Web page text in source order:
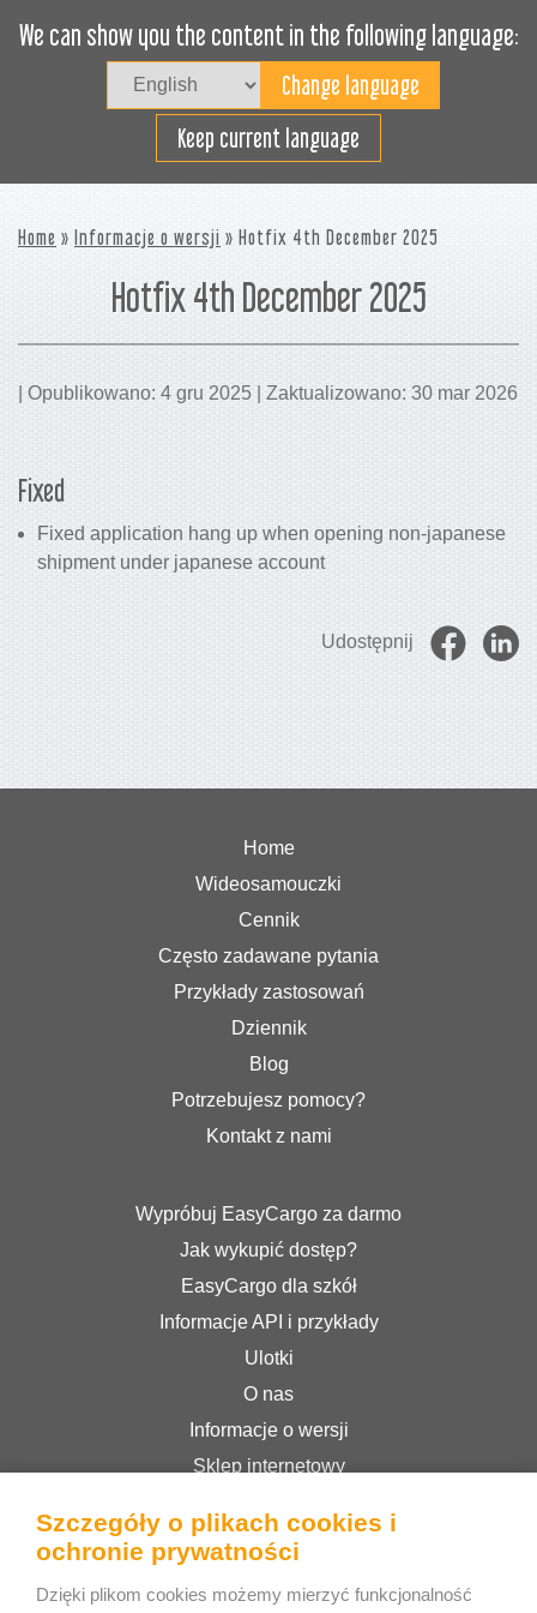
We can show you the content in the following language:
Keep current language
Załaduj sprawnie
Home » Informacje o wersji » Hotfix 4th December 2025
Hotfix 4th December 2025
| Opublikowano: 4 gru 2025 | Zaktualizowano: 30 mar 2026
Fixed
Fixed application hang up when opening non-japanese
shipment under japanese account
Udostępnij
Home
Wideosamouczki
Cennik
Często zadawane pytania
Przykłady zastosowań
Dziennik
Blog
Potrzebujesz pomocy?
Kontakt z nami
Wypróbuj EasyCargo za darmo
Jak wykupić dostęp?
EasyCargo dla szkół
Informacje API i przykłady
Ulotki
O nas
Informacje o wersji
Sklep internetowy
Polityka prywatności
Szczegóły o plikach cookies i
ochronie prywatności
Dzięki plikom cookies możemy mierzyć funkcjonalność